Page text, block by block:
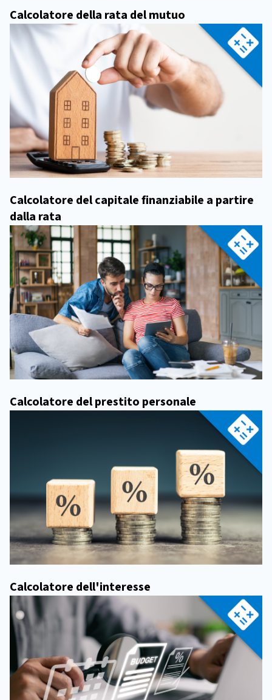
Calcolatore della rata del mutuo
Calcolatore del capitale finanziabile a partire
dalla rata
Calcolatore del prestito personale
Calcolatore dell'interesse